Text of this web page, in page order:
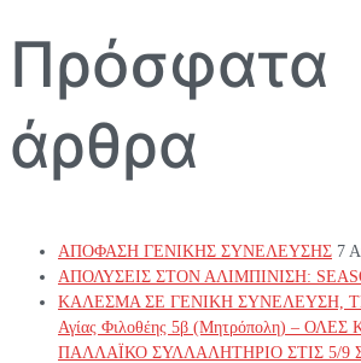
Πρόσφατα
άρθρα
ΑΠΟΦΑΣΗ ΓΕΝΙΚΗΣ ΣΥΝΕΛΕΥΣΗΣ 7
ΑΠΟΛΥΣΕΙΣ ΣΤΟΝ ΑΛΙΜΠΙΝΙΣΗ:
ΚΑΛΕΣΜΑ ΣΕ ΓΕΝΙΚΗ ΣΥΝΕΛΕΥΣΗ,
Αγίας Φιλοθέης 5β (Μητρόπολη) –
ΠΑΛΛΑΪΚΟ ΣΥΛΛΑΛΗΤΗΡΙΟ ΣΤΙΣ 5/9